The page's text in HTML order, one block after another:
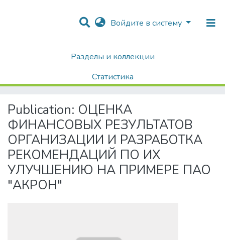
Войдите в систему
Разделы и коллекции
Статистика
Диссертации / Выпускные квалификационные работы
ОЦЕНКА ФИНАНСОВЫХ РЕЗУЛЬТАТОВ ОРГАНИЗАЦИИ И РАЗРАБОТКА РЕКОМЕНДАЦИЙ ПО ИХ УЛУЧШЕНИЮ НА ПРИМЕРЕ ПАО "АКРОН"
Publication: ОЦЕНКА
ФИНАНСОВЫХ РЕЗУЛЬТАТОВ
ОРГАНИЗАЦИИ И РАЗРАБОТКА
РЕКОМЕНДАЦИЙ ПО ИХ
УЛУЧШЕНИЮ НА ПРИМЕРЕ ПАО
"АКРОН"